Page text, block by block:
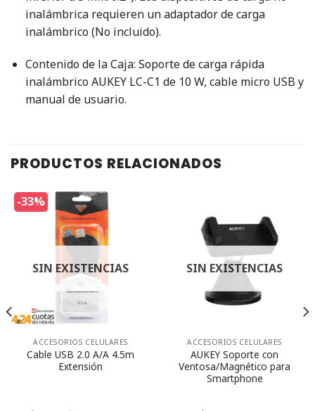
inalámbrica requieren un adaptador de carga
inalámbrico (No incluido).
Contenido de la Caja: Soporte de carga rápida
inalámbrico AUKEY LC-C1 de 10 W, cable micro USB y
manual de usuario.
PRODUCTOS RELACIONADOS
-33%
SIN EXISTENCIAS
ACCESORIOS CELULARES
Cable USB 2.0 A/A 4.5m
Extensión
SIN EXISTENCIAS
ACCESORIOS CELULARES
AUKEY Soporte con
Ventosa/Magnético para
Smartphone